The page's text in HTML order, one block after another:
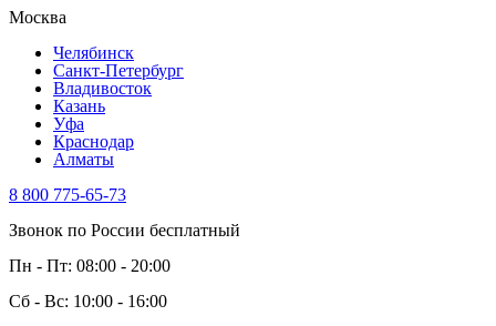
Москва
Челябинск
Санкт-Петербург
Владивосток
Казань
Уфа
Краснодар
Алматы
8 800 775-65-73
Звонок по России бесплатный
Пн - Пт: 08:00 - 20:00
Сб - Вс: 10:00 - 16:00